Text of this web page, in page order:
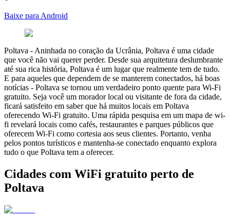
Baixe para Android
Poltava - Aninhada no coração da Ucrânia, Poltava é uma cidade
que você não vai querer perder. Desde sua arquitetura deslumbrante
até sua rica história, Poltava é um lugar que realmente tem de tudo.
E para aqueles que dependem de se manterem conectados, há boas
notícias - Poltava se tornou um verdadeiro ponto quente para Wi-Fi
gratuito. Seja você um morador local ou visitante de fora da cidade,
ficará satisfeito em saber que há muitos locais em Poltava
oferecendo Wi-Fi gratuito. Uma rápida pesquisa em um mapa de wi-
fi revelará locais como cafés, restaurantes e parques públicos que
oferecem Wi-Fi como cortesia aos seus clientes. Portanto, venha
pelos pontos turísticos e mantenha-se conectado enquanto explora
tudo o que Poltava tem a oferecer.
Cidades com WiFi gratuito perto de
Poltava